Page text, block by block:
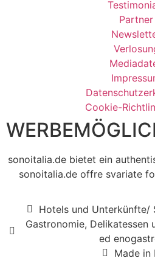
Partner
Cookie-
sonoitalia.de bietet ein
sonoitalia.de offre svariate
Hotels und Unterkünfte/
Gastronomie, Delikatessen
ed
Made in